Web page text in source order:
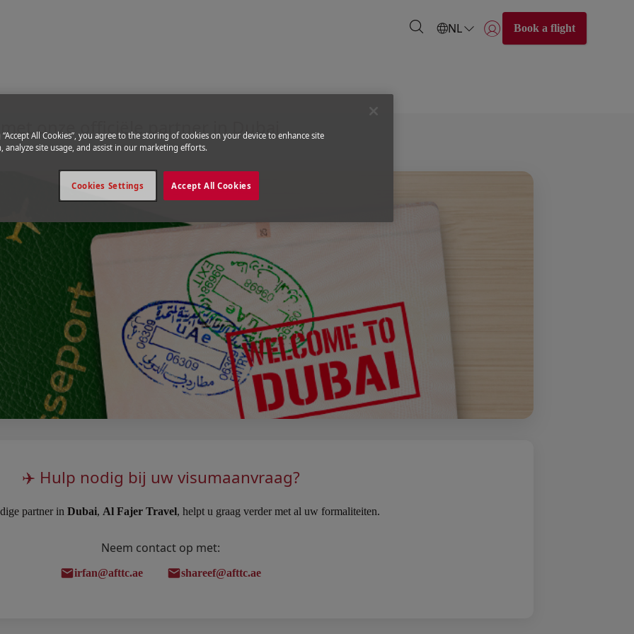
NL Inloggen | Lid worden)
Book a flight
Arabische Emiraten voor
onze officiële partner in Dubai
✈️ Hulp nodig bij uw visumaanvraag?
partner in Dubai, Al Fajer Travel, helpt u graag verder met al uw formaliteiten.
Neem contact op met:
irfan@afttc.ae shareef@afttc.ae
“Accept All Cookies”, you agree to the storing of cookies on your device to enhance site
analyze site usage, and assist in our marketing efforts.
Accept All Cookies
Cookies Settings